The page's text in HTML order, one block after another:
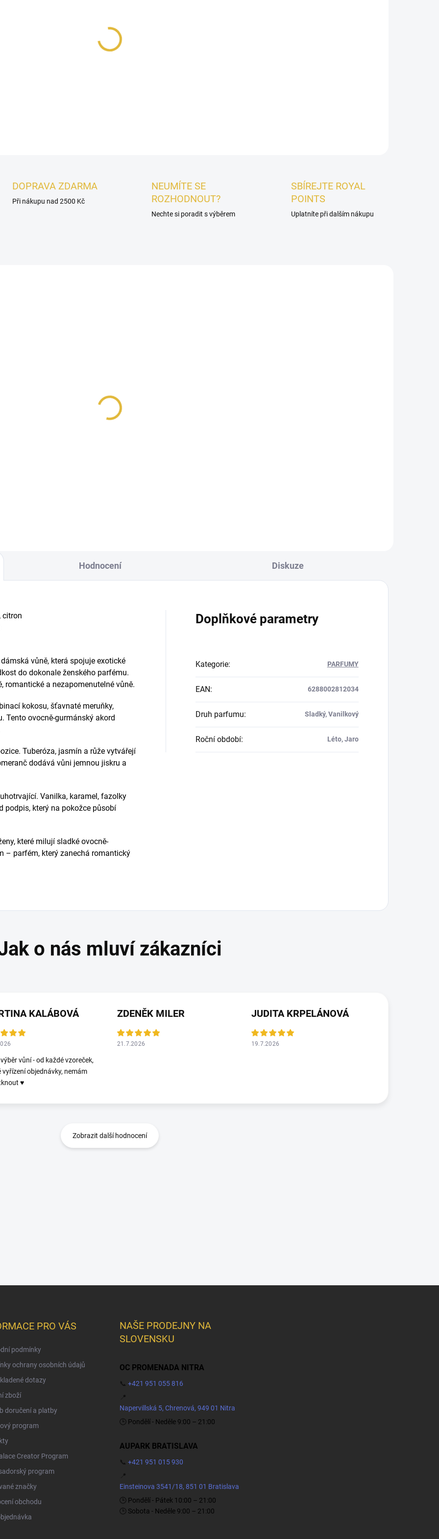
DOPRAVA ZDARMA
Při nákupu nad 2500 Kč
NEUMÍTE SE
ROZHODNOUT?
Nechte si poradit s výběrem
SBÍREJTE ROYAL
POINTS
Uplatníte při dalším nákupu
Hodnocení Diskuze
citron
vůně, která spojuje exotické
do dokonale ženského parfému.
romantické a nezapomenutelné vůně.
kokosu, šťavnaté meruňky,
Tento ovocně-gurmánský akord
Tuberóza, jasmín a růže vytvářejí
dodává vůni jemnou jiskru a
Vanilka, karamel, fazolky
podpis, který na pokožce působí
které milují sladké ovocně-
– parfém, který zanechá romantický
Doplňkové parametry
Kategorie: PARFUMY
EAN: 6288002812034
Druh parfumu: Sladký, Vanilkový
Roční období: Léto, Jaro
KALÁBOVÁ
vůní - od každé vzoreček,
vyřízení objednávky, nemám
♥️
ZDENĚK MILER
21.7.2026
JUDITA KRPELÁNOVÁ
19.7.2026
Zobrazit další hodnocení
PRO VÁS
podmínky
ochrany osobních údajů
dotazy
zboží
doručení a platby
program
Creator Program
program
značky
obchodu
NAŠE PRODEJNY NA
SLOVENSKU
OC PROMENADA NITRA
📞 +421 951 055 816
📍
Napervillská 5, Chrenová, 949 01 Nitra
🕒 Pondělí - Neděle 9:00 – 21:00
AUPARK BRATISLAVA
📞 +421 951 015 930
📍
Einsteinova 3541/18, 851 01 Bratislava
🕒 Pondělí - Pátek 10:00 – 21:00
🕒 Sobota - Neděle 9:00 – 21:00